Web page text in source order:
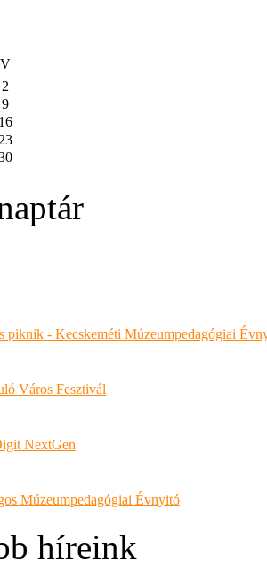
V
2
9
16
23
piknik - Kecskeméti Múzeumpedagógiai
Város Fesztivál
NextGen
Múzeumpedagógiai Évnyitó
híreink